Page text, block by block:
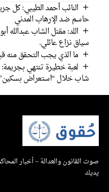
النائب أحمد الطيبي: كل
حاسم ضد الإرهاب المدني
اللد: مقتل الشاب عبدالله
سياق نزاع عائلي.
ما الذي يجب التحقق منه
لعبة خطيرة تنتهي
شاب خلال “استعراض
صوت القانون والعدالة – أخبار
يديك